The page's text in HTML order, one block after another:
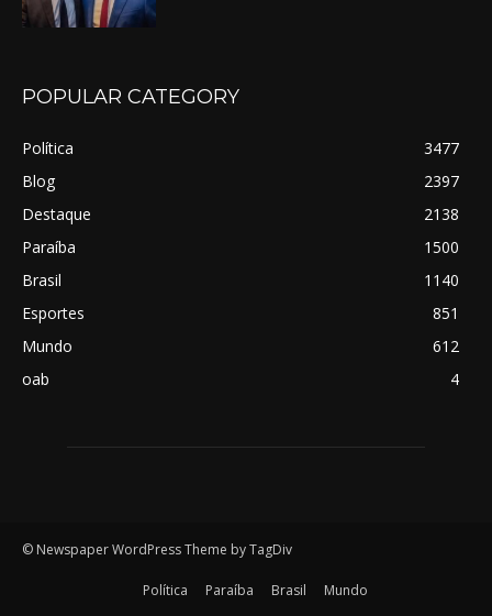
POPULAR CATEGORY
Política
3477
Blog
2397
Destaque
2138
Paraíba
1500
Brasil
1140
Esportes
851
Mundo
612
oab
4
© Newspaper WordPress Theme by TagDiv
Política Paraíba Brasil Mundo